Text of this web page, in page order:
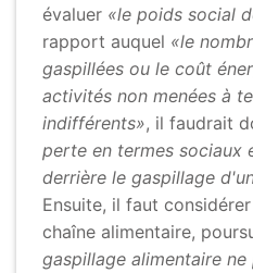
évaluer «le poids social
rapport auquel «le
gaspillées ou le coût
activités non menées à
indifférents», il faudrait
perte en termes sociaux
derrière le gaspillage
Ensuite, il faut
chaîne alimentaire,
gaspillage alimentaire